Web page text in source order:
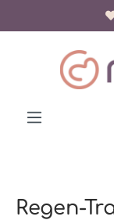
Regen-